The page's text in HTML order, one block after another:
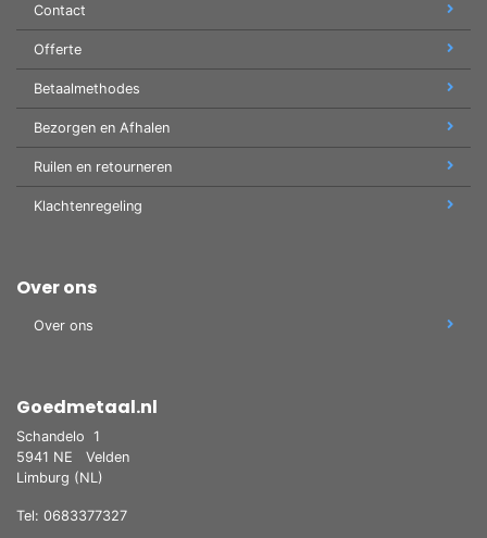
Contact
Offerte
Betaalmethodes
Bezorgen en Afhalen
Ruilen en retourneren
Klachtenregeling
Over ons
Over ons
Goedmetaal.nl
Schandelo 1
5941 NE
Velden
Limburg (NL)
Tel: 0683377327